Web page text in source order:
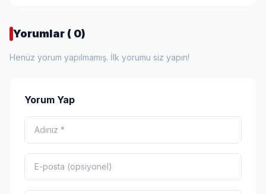
Yorumlar ( 0)
Henüz yorum yapılmamış. İlk yorumu siz yapın!
Yorum Yap